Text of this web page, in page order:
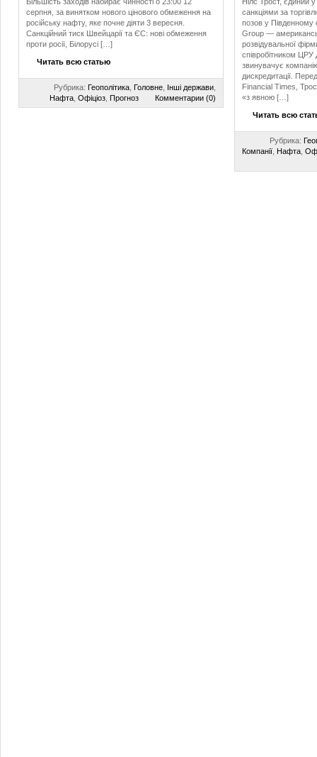
серпня, за винятком нового цінового обмеження на
російську нафту, яке почне діяти 3 вересня.
Санкційний тиск Швейцарії та ЄС: нові обмеження
проти росії, Білорусі […]
Читать всю статью
Рубрика: Геополітика Головне Інші держави
Нафта Офіціоз Прогноз Комментарии (0)
санкціями за
позов у Південному
Group —
розвідувальної
співробітником
звинувачує
дискредитації.
Financial Times,
«з явною […]
Читать всю
Рубрика:
Компанії Нафта